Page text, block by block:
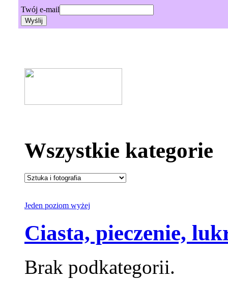
Twój e-mail
Wszystkie kategorie
Jeden poziom wyżej
Ciasta, pieczenie,
Brak podkategorii.